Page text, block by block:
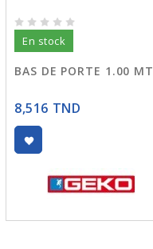
En stock
BAS DE PORTE 1.00 MT
8,516 TND